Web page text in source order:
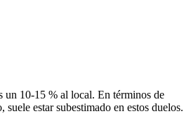
un 10-15 % al local. En términos de
estar subestimado en estos duelos.